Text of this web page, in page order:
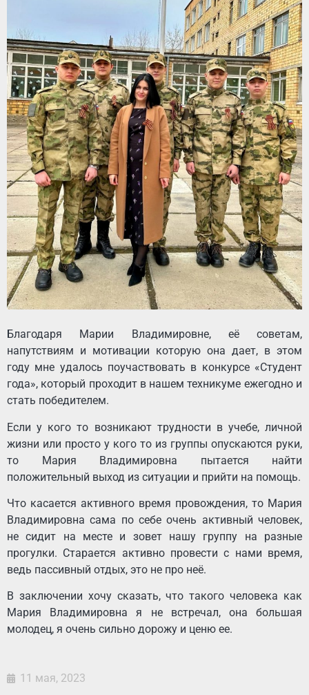
Благодаря Марии Владимировне, её советам,
напутствиям и мотивации которую она дает, в этом
году мне удалось поучаствовать в конкурсе «Студент
года», который проходит в нашем техникуме ежегодно и
стать победителем.
Если у кого то возникают трудности в учебе, личной
жизни или просто у кого то из группы опускаются руки,
то Мария Владимировна пытается найти
положительный выход из ситуации и прийти на помощь.
Что касается активного время провождения, то Мария
Владимировна сама по себе очень активный человек,
не сидит на месте и зовет нашу группу на разные
прогулки. Старается активно провести с нами время,
ведь пассивный отдых, это не про неё.
В заключении хочу сказать, что такого человека как
Мария Владимировна я не встречал, она большая
молодец, я очень сильно дорожу и ценю ее.
11 мая, 2023